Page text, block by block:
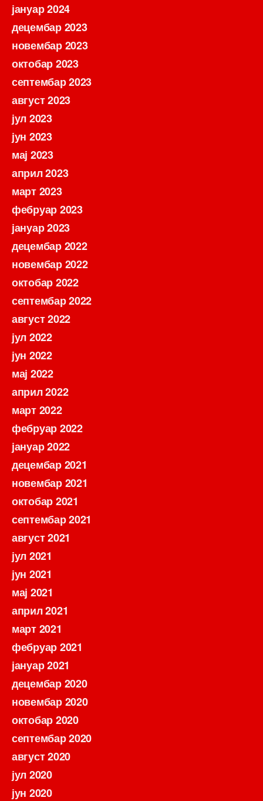
јануар 2024
децембар 2023
новембар 2023
октобар 2023
септембар 2023
август 2023
јул 2023
јун 2023
мај 2023
април 2023
март 2023
фебруар 2023
јануар 2023
децембар 2022
новембар 2022
октобар 2022
септембар 2022
август 2022
јул 2022
јун 2022
мај 2022
април 2022
март 2022
фебруар 2022
јануар 2022
децембар 2021
новембар 2021
октобар 2021
септембар 2021
август 2021
јул 2021
јун 2021
мај 2021
април 2021
март 2021
фебруар 2021
јануар 2021
децембар 2020
новембар 2020
октобар 2020
септембар 2020
август 2020
јул 2020
јун 2020